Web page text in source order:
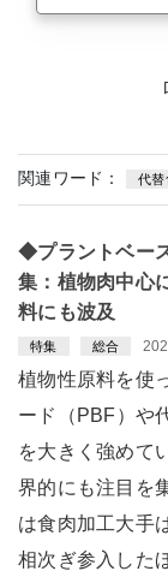
関連ワード： 代替
◆プラントベー
集：植物肉中心
料にも波及
特集 総合
植物性原料を使
ード（PBF）や
を大きく強めて
界的にも注目を
は食肉加工大手
相次ぎ参入した